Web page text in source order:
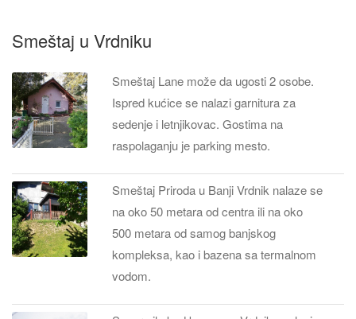
Smeštaj u Vrdniku
Smeštaj Lane može da ugosti 2 osobe.
Ispred kućice se nalazi garnitura za
sedenje i letnjikovac. Gostima na
raspolaganju je parking mesto.
Smeštaj Priroda u Banji Vrdnik nalaze se
na oko 50 metara od centra ili na oko
500 metara od samog banjskog
kompleksa, kao i bazena sa termalnom
vodom.